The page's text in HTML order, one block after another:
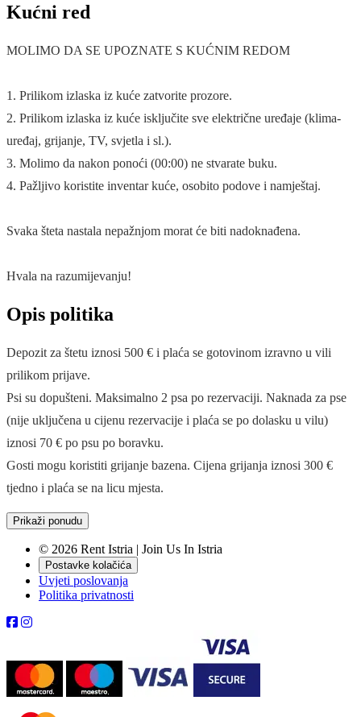
Kućni red
MOLIMO DA SE UPOZNATE S KUĆNIM REDOM
1. Prilikom izlaska iz kuće zatvorite prozore.
2. Prilikom izlaska iz kuće isključite sve električne uređaje (klima-
uređaj, grijanje, TV, svjetla i sl.).
3. Molimo da nakon ponoći (00:00) ne stvarate buku.
4. Pažljivo koristite inventar kuće, osobito podove i namještaj.
Svaka šteta nastala nepažnjom morat će biti nadoknađena.
Hvala na razumijevanju!
Opis politika
Depozit za štetu iznosi 500 € i plaća se gotovinom izravno u vili
prilikom prijave.
Psi su dopušteni. Maksimalno 2 psa po rezervaciji. Naknada za pse
(nije uključena u cijenu rezervacije i plaća se po dolasku u vilu)
iznosi 70 € po psu po boravku.
Gosti mogu koristiti grijanje bazena. Cijena grijanja iznosi 300 €
tjedno i plaća se na licu mjesta.
Prikaži ponudu
© 2026 Rent Istria | Join Us In Istria
Postavke kolačića
Uvjeti poslovanja
Politika privatnosti